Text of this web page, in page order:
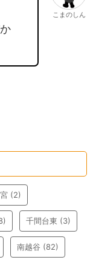
こまのしん
(2)
千間台東 (3)
南越谷 (82)